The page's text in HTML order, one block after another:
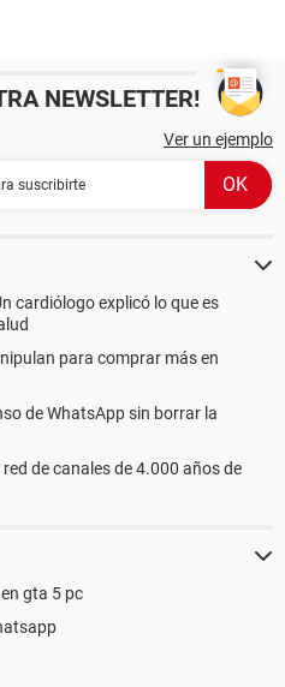
NEWSLETTER!
Ver un ejemplo
cardiólogo explicó lo que es
para comprar más en
de WhatsApp sin borrar la
de canales de 4.000 años de
gta 5 pc